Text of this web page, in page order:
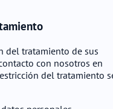
del tratamiento de sus
con nosotros en
del tratamiento